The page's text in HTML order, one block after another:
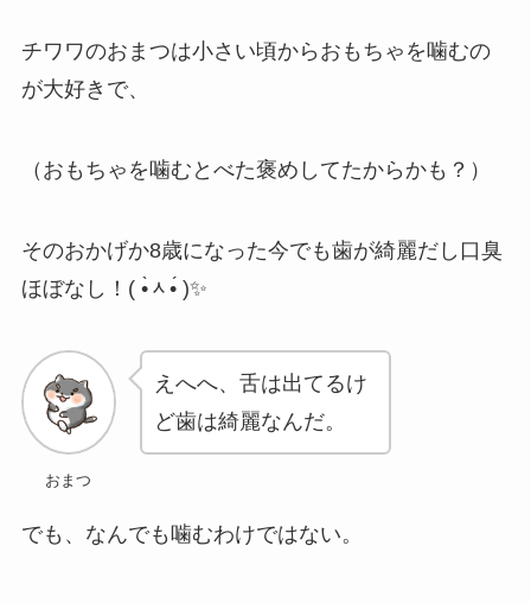
チワワのおまつは小さい頃からおもちゃを噛むの
が大好きで、
（おもちゃを噛むとべた褒めしてたからかも？）
そのおかげか8歳になった今でも歯が綺麗だし口臭
ほぼなし！( •̀ᆺ•́ )✨
おまつ
えへへ、舌は出てるけ
ど歯は綺麗なんだ。
でも、なんでも噛むわけではない。